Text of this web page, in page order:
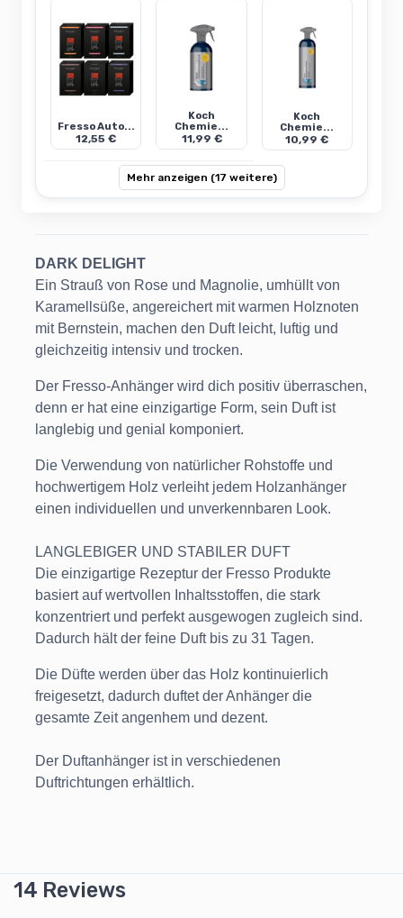
Fresso Auto...
12,55 €
Koch
Chemie...
11,99 €
Koch
Chemie...
10,99 €
Mehr anzeigen (17 weitere)
DARK DELIGHT
Ein Strauß von Rose und Magnolie, umhüllt von
Karamellsüße, angereichert mit warmen Holznoten
mit Bernstein, machen den Duft leicht, luftig und
gleichzeitig intensiv und trocken.
Der Fresso-Anhänger wird dich positiv überraschen,
denn er hat eine einzigartige Form, sein Duft ist
langlebig und genial komponiert.
Die Verwendung von natürlicher Rohstoffe und
hochwertigem Holz verleiht jedem Holzanhänger
einen individuellen und unverkennbaren Look.
LANGLEBIGER UND STABILER DUFT
Die einzigartige Rezeptur der Fresso Produkte
basiert auf wertvollen Inhaltsstoffen, die stark
konzentriert und perfekt ausgewogen zugleich sind.
Dadurch hält der feine Duft bis zu 31 Tagen.
Die Düfte werden über das Holz kontinuierlich
freigesetzt, dadurch duftet der Anhänger die
gesamte Zeit angenhem und dezent.
Der Duftanhänger ist in verschiedenen
Duftrichtungen erhältlich.
14 Reviews